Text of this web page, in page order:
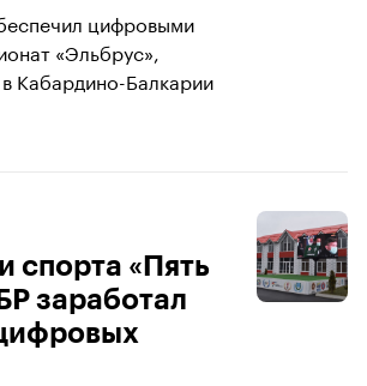
цифровыми
«Эльбрус»,
Кабардино-Балкарии
спорта «Пять
заработал